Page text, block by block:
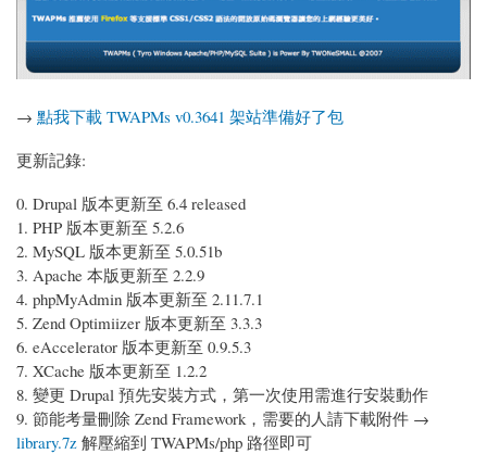
→ 點我下載 TWAPMs v0.3641 架站準備好了包
更新記錄:
0. Drupal 版本更新至 6.4 released
1. PHP 版本更新至 5.2.6
2. MySQL 版本更新至 5.0.51b
3. Apache 本版更新至 2.2.9
4. phpMyAdmin 版本更新至 2.11.7.1
5. Zend Optimiizer 版本更新至 3.3.3
6. eAccelerator 版本更新至 0.9.5.3
7. XCache 版本更新至 1.2.2
8. 變更 Drupal 預先安裝方式，第一次使用需進行安裝動作
9. 節能考量刪除 Zend Framework，需要的人請下載附件 →
library.7z 解壓縮到 TWAPMs/php 路徑即可